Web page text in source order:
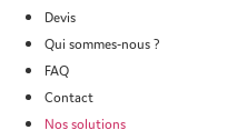
Devis
Qui sommes-nous ?
FAQ
Contact
Nos solutions